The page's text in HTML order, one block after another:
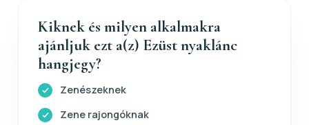
Kiknek és milyen alkalmakra
ajánljuk ezt a(z) Ezüst nyaklánc
hangjegy?
Zenészeknek
Zene rajongóknak